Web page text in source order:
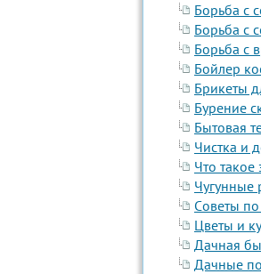
Борьба с
Борьба с
Борьба с
Бойлер
Брикеты
Бурение
Бытовая
Чистка и
Что такое
Чугунные
Cоветы
Цветы и
Дачная
Дачные